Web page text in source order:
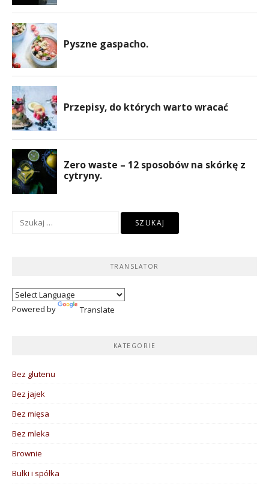
Szukaj:
TRANSLATOR
Powered by Translate
KATEGORIE
Bez glutenu
Bez jajek
Bez mięsa
Bez mleka
Brownie
Bułki i spółka